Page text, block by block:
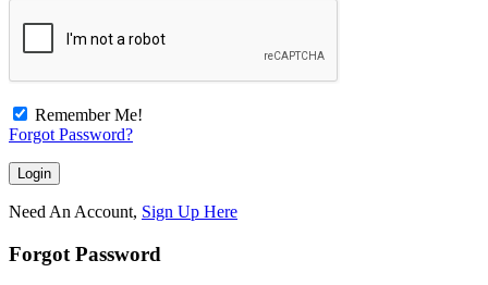
Remember Me!
Forgot Password?
Need An Account, Sign Up Here
Forgot Password